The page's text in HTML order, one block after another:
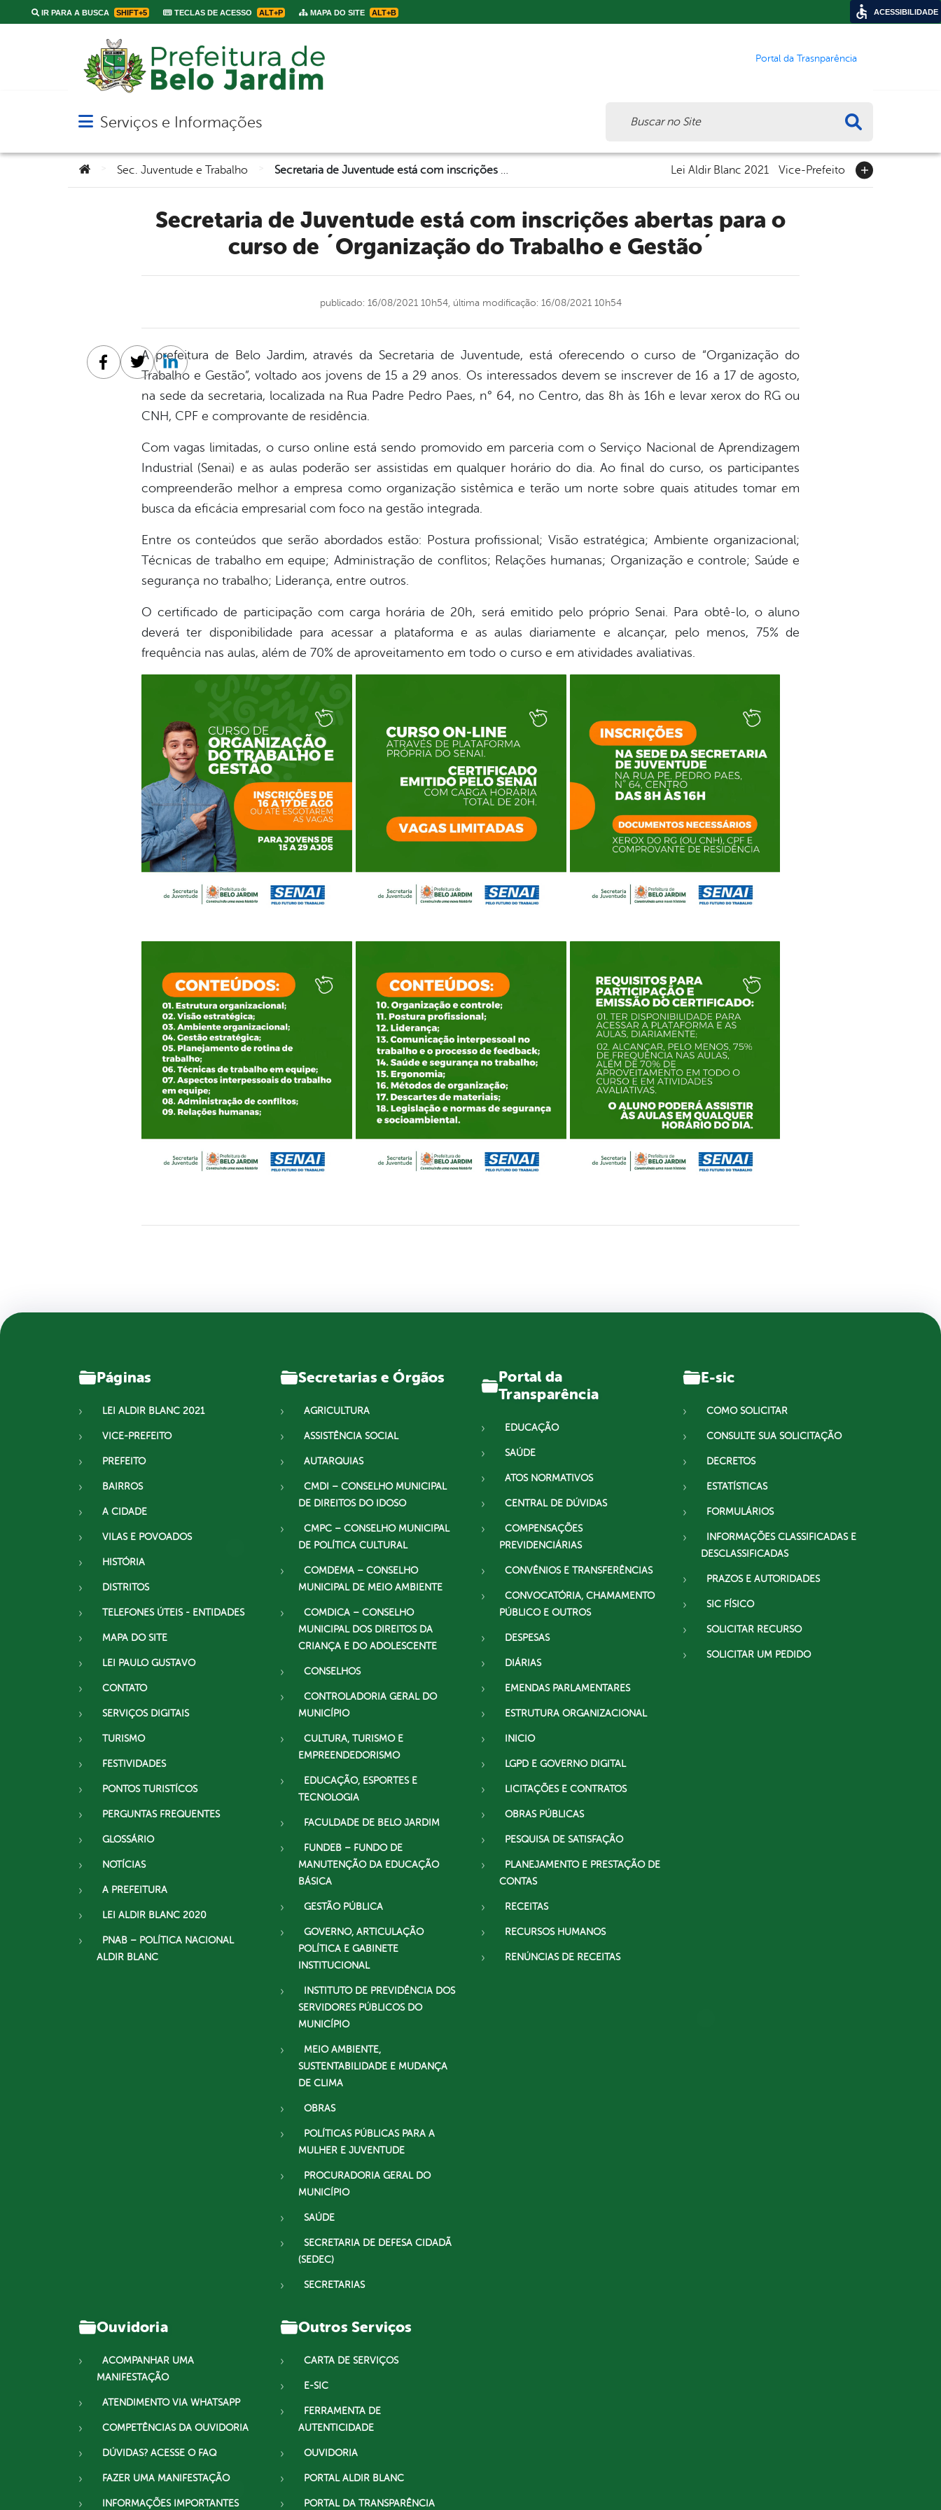
IR PARA A BUSCA SHIFT+5 TECLAS DE ACESSO ALT+P MAPA DO SITE ALT+B
Portal da Trasnparência
Abrir menu principal de navegação
Serviços e Informações
Você está aqui:Sec. Juventude e Trabalho Lei Aldir Blanc 2021 Vice-Prefeito
Secretaria de Juventude está com inscrições abertas para o
curso de ´Organização do Trabalho e Gestão´
publicado: 16/08/2021 10h54, última modificação: 16/08/2021 10h54
A prefeitura de Belo Jardim, através da Secretaria de Juventude, está oferecendo o curso de “Organização do
Trabalho e Gestão”, voltado aos jovens de 15 a 29 anos. Os interessados devem se inscrever de 16 a 17 de agosto,
na sede da secretaria, localizada na Rua Padre Pedro Paes, n° 64, no Centro, das 8h às 16h e levar xerox do RG ou
CNH, CPF e comprovante de residência.
Com vagas limitadas, o curso online está sendo promovido em parceria com o Serviço Nacional de Aprendizagem
Industrial (Senai) e as aulas poderão ser assistidas em qualquer horário do dia. Ao final do curso, os participantes
compreenderão melhor a empresa como organização sistêmica e terão um norte sobre quais atitudes tomar em
busca da eficácia empresarial com foco na gestão integrada.
Entre os conteúdos que serão abordados estão: Postura profissional; Visão estratégica; Ambiente organizacional;
Técnicas de trabalho em equipe; Administração de conflitos; Relações humanas; Organização e controle; Saúde e
segurança no trabalho; Liderança, entre outros.
O certificado de participação com carga horária de 20h, será emitido pelo próprio Senai. Para obtê-lo, o aluno
deverá ter disponibilidade para acessar a plataforma e as aulas diariamente e alcançar, pelo menos, 75% de
frequência nas aulas, além de 70% de aproveitamento em todo o curso e em atividades avaliativas.
Facebook
TwitterLinkedin
Páginas
LEI ALDIR BLANC 2021
VICE-PREFEITO
PREFEITO
BAIRROS
A CIDADE
VILAS E POVOADOS
HISTÓRIA
DISTRITOS
TELEFONES ÚTEIS - ENTIDADES
MAPA DO SITE
LEI PAULO GUSTAVO
CONTATO
SERVIÇOS DIGITAIS
TURISMO
FESTIVIDADES
PONTOS TURISTÍCOS
PERGUNTAS FREQUENTES
GLOSSÁRIO
NOTÍCIAS
A PREFEITURA
LEI ALDIR BLANC 2020
PNAB – POLÍTICA NACIONAL
ALDIR BLANC
Secretarias e Órgãos
AGRICULTURA
ASSISTÊNCIA SOCIAL
AUTARQUIAS
CMDI – CONSELHO MUNICIPAL
DE DIREITOS DO IDOSO
CMPC – CONSELHO MUNICIPAL
DE POLÍTICA CULTURAL
COMDEMA – CONSELHO
MUNICIPAL DE MEIO AMBIENTE
COMDICA – CONSELHO
MUNICIPAL DOS DIREITOS DA
CRIANÇA E DO ADOLESCENTE
CONSELHOS
CONTROLADORIA GERAL DO
MUNICÍPIO
CULTURA, TURISMO E
EMPREENDEDORISMO
EDUCAÇÃO, ESPORTES E
TECNOLOGIA
FACULDADE DE BELO JARDIM
FUNDEB – FUNDO DE
MANUTENÇÃO DA EDUCAÇÃO
BÁSICA
GESTÃO PÚBLICA
GOVERNO, ARTICULAÇÃO
POLÍTICA E GABINETE
INSTITUCIONAL
INSTITUTO DE PREVIDÊNCIA DOS
SERVIDORES PÚBLICOS DO
MUNICÍPIO
MEIO AMBIENTE,
SUSTENTABILIDADE E MUDANÇA
DE CLIMA
OBRAS
POLÍTICAS PÚBLICAS PARA A
MULHER E JUVENTUDE
PROCURADORIA GERAL DO
MUNICÍPIO
SAÚDE
SECRETARIA DE DEFESA CIDADÃ
(SEDEC)
SECRETARIAS
Portal da
Transparência
EDUCAÇÃO
SAÚDE
ATOS NORMATIVOS
CENTRAL DE DÚVIDAS
COMPENSAÇÕES
PREVIDENCIÁRIAS
CONVÊNIOS E TRANSFERÊNCIAS
CONVOCATÓRIA, CHAMAMENTO
PÚBLICO E OUTROS
DESPESAS
DIÁRIAS
EMENDAS PARLAMENTARES
ESTRUTURA ORGANIZACIONAL
INICIO
LGPD E GOVERNO DIGITAL
LICITAÇÕES E CONTRATOS
OBRAS PÚBLICAS
PESQUISA DE SATISFAÇÃO
PLANEJAMENTO E PRESTAÇÃO DE
CONTAS
RECEITAS
RECURSOS HUMANOS
RENÚNCIAS DE RECEITAS
E-sic
COMO SOLICITAR
CONSULTE SUA SOLICITAÇÃO
DECRETOS
ESTATÍSTICAS
FORMULÁRIOS
INFORMAÇÕES CLASSIFICADAS E
DESCLASSIFICADAS
PRAZOS E AUTORIDADES
SIC FÍSICO
SOLICITAR RECURSO
SOLICITAR UM PEDIDO
Ouvidoria
ACOMPANHAR UMA
MANIFESTAÇÃO
ATENDIMENTO VIA WHATSAPP
COMPETÊNCIAS DA OUVIDORIA
DÚVIDAS? ACESSE O FAQ
FAZER UMA MANIFESTAÇÃO
INFORMAÇÕES IMPORTANTES
Outros Serviços
CARTA DE SERVIÇOS
E-SIC
FERRAMENTA DE
AUTENTICIDADE
OUVIDORIA
PORTAL ALDIR BLANC
PORTAL DA TRANSPARÊNCIA
ACESSIBILIDADE